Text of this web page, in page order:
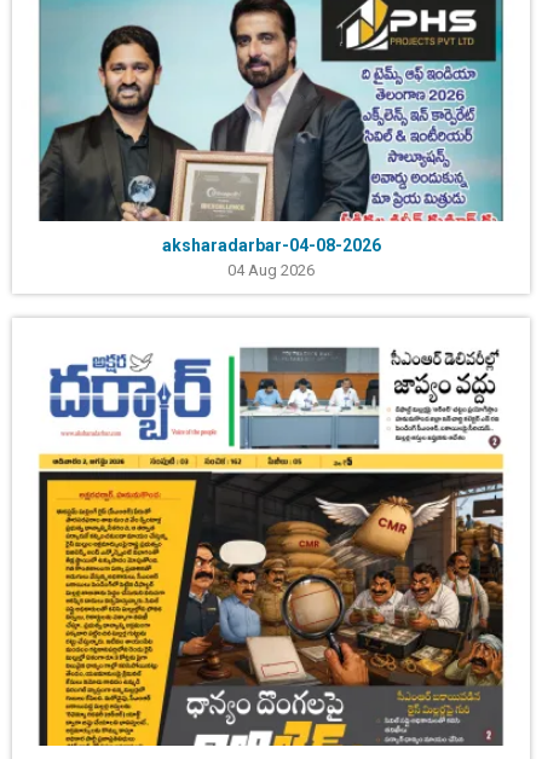
aksharadarbar-04-08-2026
04 Aug 2026